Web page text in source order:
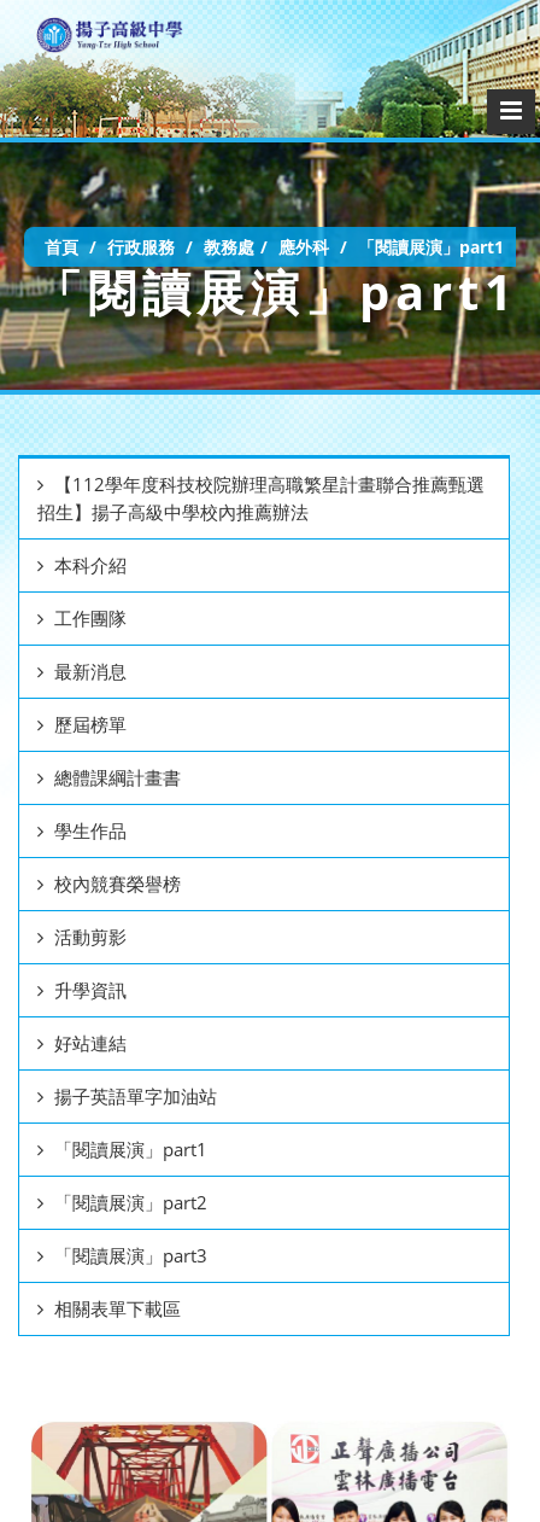
首頁 行政服務 教務處 應外科 「閱讀展演」part1
「閱讀展演」part1
【112學年度科技校院辦理高職繁星計畫聯合推薦甄選
招生】揚子高級中學校內推薦辦法
本科介紹
工作團隊
最新消息
歷屆榜單
總體課綱計畫書
學生作品
校內競賽榮譽榜
活動剪影
升學資訊
好站連結
揚子英語單字加油站
「閱讀展演」part1
「閱讀展演」part2
「閱讀展演」part3
相關表單下載區